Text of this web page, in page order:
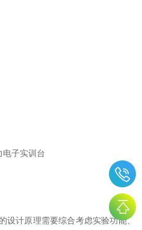
电子实训台
计原理需要综合考虑实验功能、